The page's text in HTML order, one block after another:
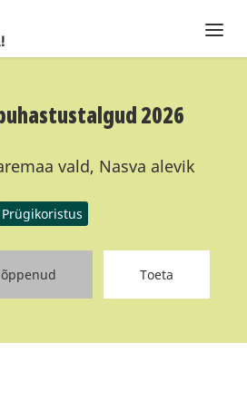
2026
vald, Nasva alevik
Prügikoristus
Toeta